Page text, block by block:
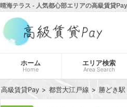
晴海テラス - 人気都心部エリアの高級賃貸Pay
ホーム
Home
エリア検索
Area Search
高級賃貸Pay 都営大江戸線 勝どき駅